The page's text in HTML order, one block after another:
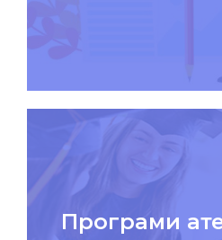
Програми